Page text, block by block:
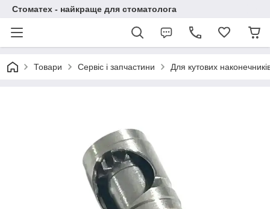
Стоматех - найкраще для стоматолога
Товари Сервіс і запчастини Для кутових